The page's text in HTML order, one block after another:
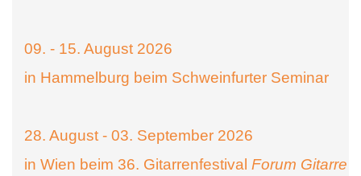
09. - 15. August 2026
in Hammelburg beim Schweinfurter Seminar
28. August - 03. September 2026
in Wien beim 36. Gitarrenfestival Forum Gitarre